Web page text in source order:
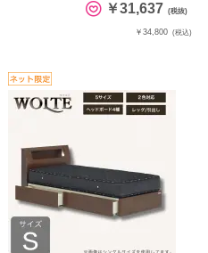
￥31,637 (税抜)
￥34,800 (税込)